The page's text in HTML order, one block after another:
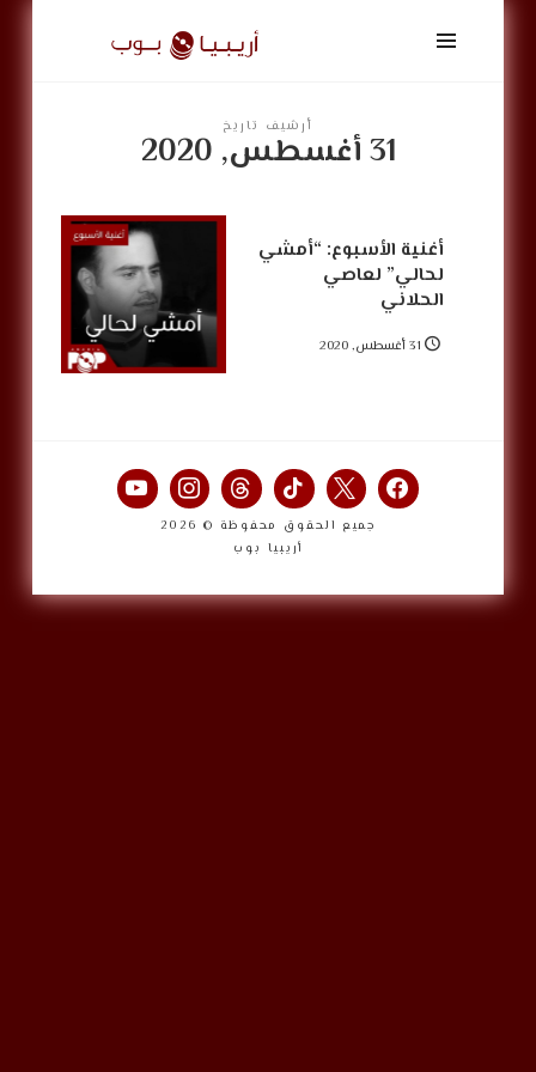
أريبيا
بوب
ArabiaPopأرشيف تاريخ
31 أغسطس, 2020
أغنية الأسبوع: “أمشي
لحالي” لعاصي
الحلاني
31 أغسطس, 2020
جميع الحقوق محفوظة © 2026
أريبيا بوب